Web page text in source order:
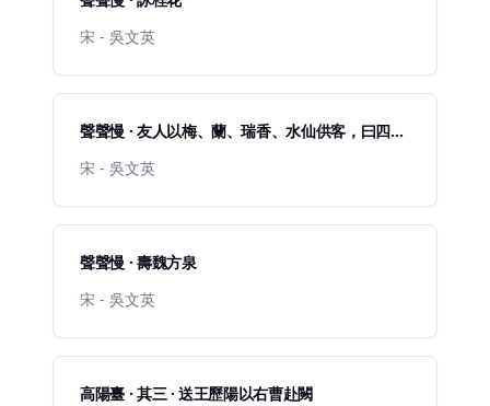
宋 - 吳文英
聲聲慢 · 友人以梅、蘭、瑞香、水仙供客，曰四
宋 - 吳文英
聲聲慢 · 壽魏方泉
宋 - 吳文英
高陽臺 · 其三 · 送王歷陽以右曹赴闕